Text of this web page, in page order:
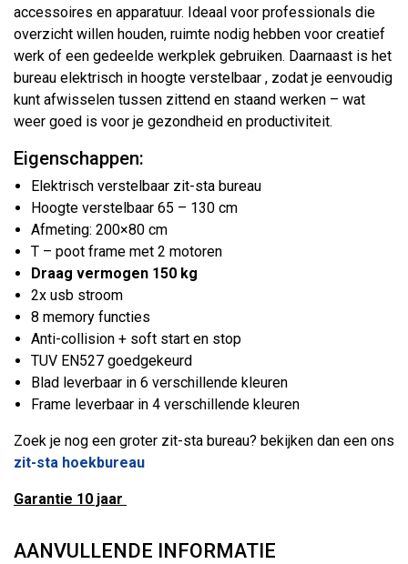
accessoires en apparatuur. Ideaal voor professionals die
overzicht willen houden, ruimte nodig hebben voor creatief
werk of een gedeelde werkplek gebruiken. Daarnaast is het
bureau elektrisch in hoogte verstelbaar , zodat je eenvoudig
kunt afwisselen tussen zittend en staand werken – wat
weer goed is voor je gezondheid en productiviteit.
Eigenschappen:
Elektrisch verstelbaar zit-sta bureau
Hoogte verstelbaar 65 – 130 cm
Afmeting: 200×80 cm
T – poot frame met 2 motoren
Draag vermogen 150 kg
2x usb stroom
8 memory functies
Anti-collision + soft start en stop
TUV EN527 goedgekeurd
Blad leverbaar in 6 verschillende kleuren
Frame leverbaar in 4 verschillende kleuren
Zoek je nog een groter zit-sta bureau? bekijken dan een ons
zit-sta hoekbureau
Garantie 10 jaar
AANVULLENDE INFORMATIE